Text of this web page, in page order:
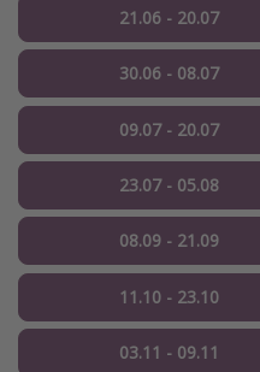
21.06 - 20.07
30.06 - 08.07
09.07 - 20.07
23.07 - 05.08
08.09 - 21.09
11.10 - 23.10
03.11 - 09.11